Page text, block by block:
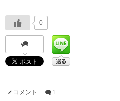
0
コメント 1